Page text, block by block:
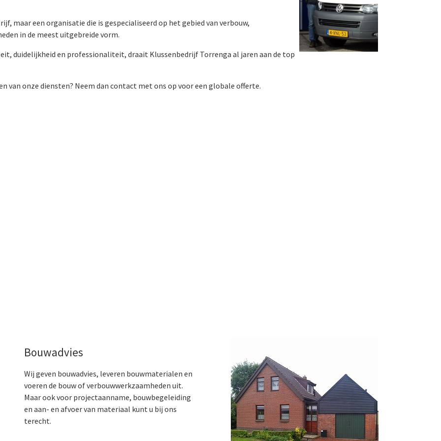
maar een organisatie die is gespecialiseerd op het gebied van verbouw,
in de meest uitgebreide vorm.
duidelijkheid en professionaliteit, draait Klussenbedrijf Torrenga al jaren aan de top
van onze diensten? Neem dan contact met ons op voor een globale offerte.
Bouwadvies
Wij geven bouwadvies, leveren bouwmaterialen en
voeren de bouw of verbouwwerkzaamheden uit.
Maar ook voor projectaanname, bouwbegeleiding
en aan- en afvoer van materiaal kunt u bij ons
terecht.